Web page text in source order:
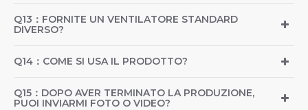
Q13：FORNITE UN VENTILATORE STANDARD
DIVERSO?
Q14：COME SI USA IL PRODOTTO?
Q15：DOPO AVER TERMINATO LA PRODUZIONE,
PUOI INVIARMI FOTO O VIDEO?